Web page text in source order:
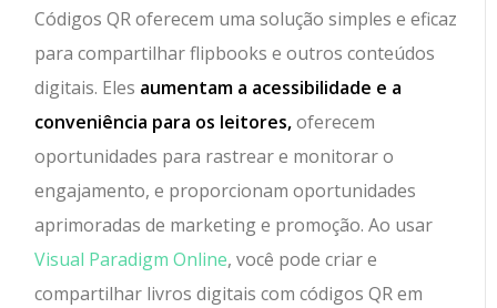
Códigos QR oferecem uma solução simples e eficaz
para compartilhar flipbooks e outros conteúdos
digitais. Eles aumentam a acessibilidade e a
conveniência para os leitores,oferecem
oportunidades para rastrear e monitorar o
engajamento, e proporcionam oportunidades
aprimoradas de marketing e promoção. Ao usar
Visual Paradigm Online, você pode criar e
compartilhar livros digitais com códigos QR em